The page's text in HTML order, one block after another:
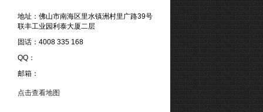
地址：佛山市南海区里水镇洲村里广路39号
联丰工业园利泰大厦二层
固话：4008 335 168
QQ：
邮箱：
点击查看地图